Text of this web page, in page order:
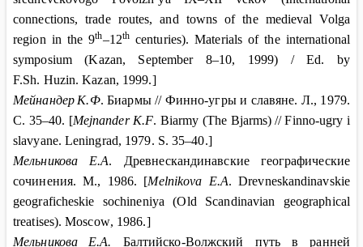
connections, trade routes, and towns of the medieval Volga
region in the 9th–12th centuries). Materials of the international
symposium (Kazan, September 8–10, 1999) / Ed. by
F.Sh. Huzin. Kazan, 1999.]
Мейнандер К.Ф. Биармы // Финно-угры и славяне. Л., 1979.
С. 35–40. [Mejnander K.F. Biarmy (The Bjarms) // Finno-ugry i
slavyane. Leningrad, 1979. S. 35–40.]
Мельникова
Е.А. Древнескандинавские
географические
сочинения.М., 1986. [Melnikova E.A. Drevneskandinavskie
geograficheskie sochineniya (Old Scandinavian geographical
treatises). Moscow, 1986.]
Мельникова
Е.А. Балтийско-Волжский путь в ранней